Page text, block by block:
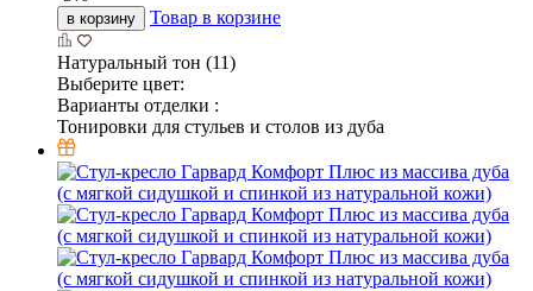
в корзину Товар в корзине
Натуральный тон (11)
Выберите цвет:
Варианты отделки :
Тонировки для стульев и столов из дуба